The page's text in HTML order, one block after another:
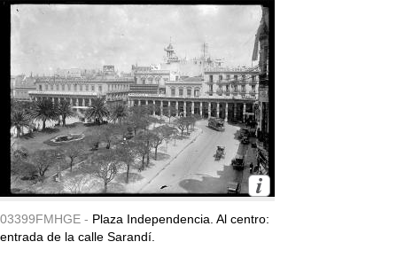
03399FMHGE - Plaza Independencia. Al centro:
entrada de la calle Sarandí.